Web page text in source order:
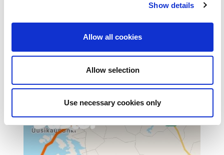
Show details
Allow all cookies
Allow selection
Use necessary cookies only